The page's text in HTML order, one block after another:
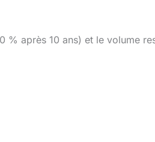
après 10 ans) et le volume